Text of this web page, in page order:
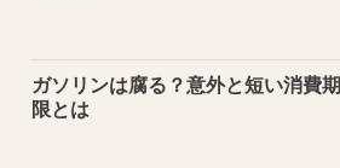
ガソリンは腐る？意外と短い消費期
限とは